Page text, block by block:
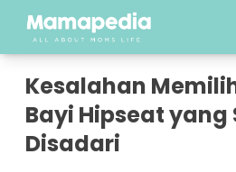
Kesalahan
Bayi Hipseat yang
Disadari